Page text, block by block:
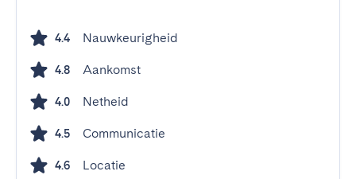
4.4 Nauwkeurigheid
4.8 Aankomst
4.0 Netheid
4.5 Communicatie
4.6 Locatie